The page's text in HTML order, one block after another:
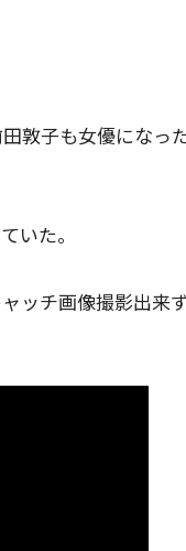
敦子も女優になっ
いた。
ッチ画像撮影出来